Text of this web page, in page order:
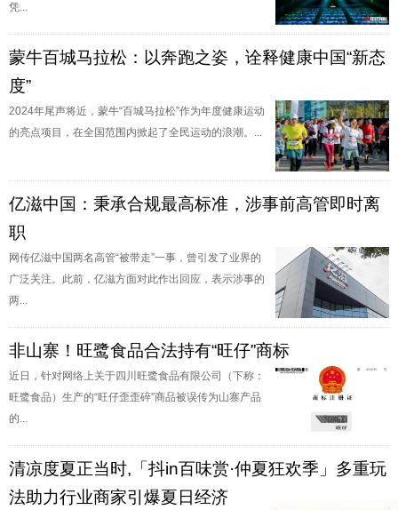
凭...
蒙牛百城马拉松：以奔跑之姿，诠释健康中国“新态
度”
2024年尾声将近，蒙牛“百城马拉松”作为年度健康运动
的亮点项目，在全国范围内掀起了全民运动的浪潮。...
亿滋中国：秉承合规最高标准，涉事前高管即时离
职
网传亿滋中国两名高管“被带走”一事，曾引发了业界的
广泛关注。此前，亿滋方面对此作出回应，表示涉事的
两...
非山寨！旺鹭食品合法持有“旺仔”商标
近日，针对网络上关于四川旺鹭食品有限公司（下称：
旺鹭食品）生产的“旺仔歪歪碎”商品被误传为山寨产品
的...
清凉度夏正当时,「抖in百味赏·仲夏狂欢季」多重玩
法助力行业商家引爆夏日经济